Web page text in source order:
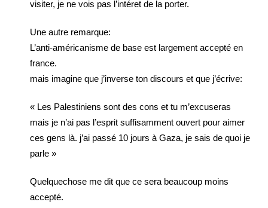
visiter, je ne vois pas l’intéret de la porter.
Une autre remarque:
L’anti-américanisme de base est largement accepté en
france.
mais imagine que j’inverse ton discours et que j’écrive:
« Les Palestiniens sont des cons et tu m’excuseras
mais je n’ai pas l’esprit suffisamment ouvert pour aimer
ces gens là. j’ai passé 10 jours à Gaza, je sais de quoi je
parle »
Quelquechose me dit que ce sera beaucoup moins
accepté.